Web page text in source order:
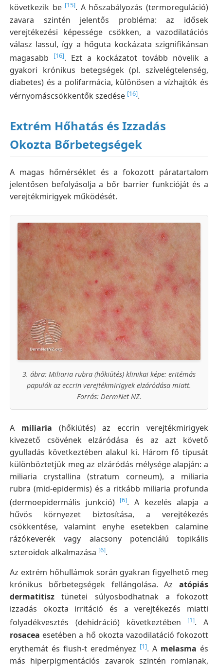
következik be [15]. A hőszabályozás (termoreguláció)
zavara szintén jelentős probléma: az idősek
verejtékezési képessége csökken, a vazodilatációs
válasz lassul, így a hőguta kockázata szignifikánsan
magasabb
[16]. Ezt a kockázatot tovább növelik a
gyakori krónikus betegségek (pl. szívelégtelenség,
diabetes) és a polifarmácia, különösen a vízhajtók és
vérnyomáscsökkentők szedése [16].
Extrém Hőhatás és Izzadás
Okozta Bőrbetegségek
A magas hőmérséklet és a fokozott páratartalom
jelentősen befolyásolja a bőr barrier funkcióját és a
verejtékmirigyek működését.
3. ábra: Miliaria rubra (hőkiütés) klinikai képe: eritémás
papulák az eccrin verejtékmirigyek elzáródása miatt.
Forrás: DermNet NZ.
A miliaria (hőkiütés) az eccrin verejtékmirigyek
kivezető csövének elzáródása és az azt követő
gyulladás következtében alakul ki. Három fő típusát
különböztetjük meg az elzáródás mélysége alapján: a
miliaria crystallina (stratum corneum), a miliaria
rubra (mid-epidermis) és a ritkább miliaria profunda
(dermoepidermális junkció)
[6]. A kezelés alapja a
hűvös környezet biztosítása, a verejtékezés
csökkentése, valamint enyhe esetekben calamine
rázókeverék vagy alacsony potenciálú topikális
szteroidok alkalmazása [6].
Az extrém hőhullámok során gyakran figyelhető meg
krónikus bőrbetegségek fellángolása. Az atópiás
dermatitisz tünetei súlyosbodhatnak a fokozott
izzadás okozta irritáció és a verejtékezés miatti
folyadékvesztés (dehidráció) következtében
[1]. A
rosacea esetében a hő okozta vazodilatáció fokozott
erythemát és flush-t eredményez [1]. A melasma és
más hiperpigmentációs zavarok szintén romlanak,